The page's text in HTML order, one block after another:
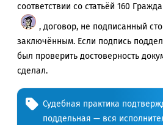
соответствии со статьёй 160
, договор, не подписанный
заключённым. Если подпись
был проверить достоверность
сделал.
Судебная практика
поддельная — вся